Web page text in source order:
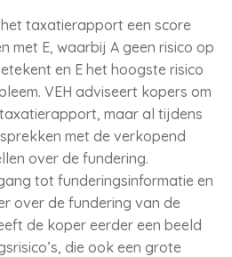
taxatierapport een score
met E, waarbij A geen risico op
en E het hoogste risico
VEH adviseert kopers om
maar al tijdens
met de verkopend
over de fundering.
tot funderingsinformatie en
over de fundering van de
de koper eerder een beeld
die ook een grote